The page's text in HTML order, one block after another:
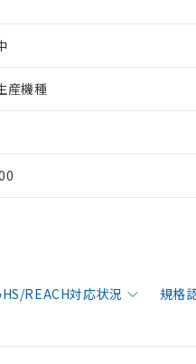
産機種
REACH対応状況 規格